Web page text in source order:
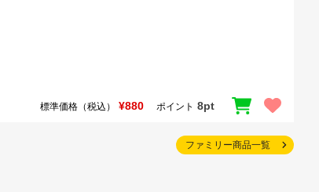
標準価格（税込） ¥880 ポイント 8pt
ファミリー商品一覧